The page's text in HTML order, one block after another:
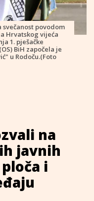
svečanost povodom
Hrvatskog vijeća
1. pješačke
BiH započela je
u Rodoču.(Foto
na
javnih
i